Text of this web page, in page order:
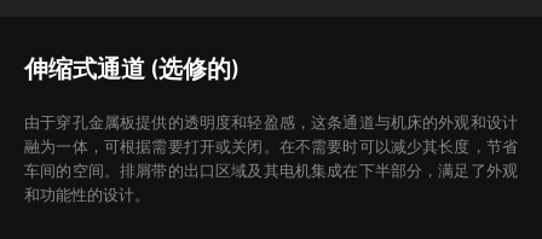
伸缩式通道 (选修的)
由于穿孔金属板提供的透明度和轻盈感，这条通道与机床的外观和设计
融为一体，可根据需要打开或关闭。在不需要时可以减少其长度，节省
车间的空间。排屑带的出口区域及其电机集成在下半部分，满足了外观
和功能性的设计。